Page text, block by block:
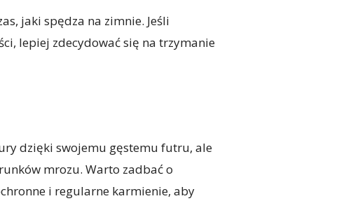
jaki spędza na zimnie. Jeśli
lepiej zdecydować się na trzymanie
dzięki swojemu gęstemu futru, ale
mrozu. Warto zadbać o
i regularne karmienie, aby